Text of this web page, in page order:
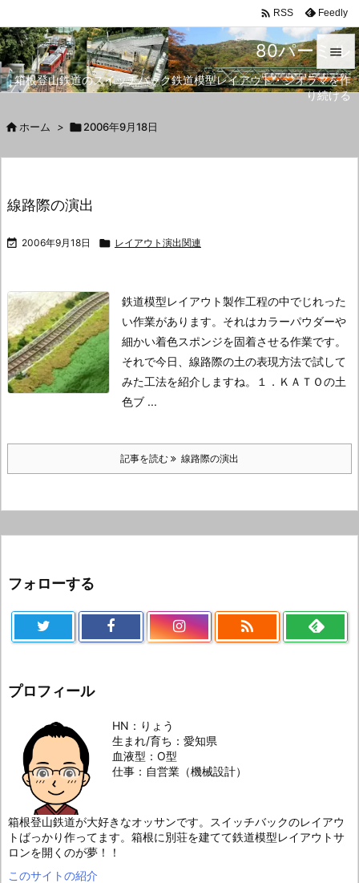
80パーミル
箱根登山鉄道のスイッチバック鉄道模型レイアウト・ジオラマを作
り続ける


メニュ
 RSS Feedly
 ホーム > 2006年9月18日
線路際の演出
 2006年9月18日  レイアウト演出関連
鉄道模型レイアウト製作工程の中でじれった
い作業があります。 それはカラーパウダーや
細かい着色スポンジを固着させる作業です。
それで今日、線路際の土の表現方法で試して
みた工法を紹介しますね。
１．ＫＡＴＯの土
色ブ ...
記事を読む 線路際の演出
フォローする

プロフィール
HN：りょう
生まれ/育ち：愛知県
血液型：O型
仕事：自営業（機械設計）
箱根登山鉄道が大好きなオッサンです。スイッチバックのレイアウ
トばっかり作ってます。箱根に別荘を建てて鉄道模型レイアウトサ
ロンを開くのが夢！！
このサイトの紹介